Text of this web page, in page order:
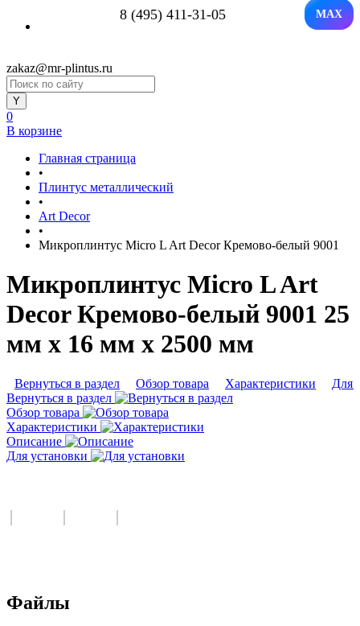
8 (495) 411-31-05 MAX
zakaz@mr-plintus.ru
0
В корзине
Главная страница
•
Плинтус металлический
•
Art Decor
•
Микроплинтус Micro L Art Decor Кремово-белый 9001
Микроплинтус Micro L Art
Decor Кремово-белый 9001 25
мм x 16 мм х 2500 мм
Вернуться в раздел Обзор товара Характеристики
Для
Вернуться в раздел
Обзор товара
Характеристики
Описание
Для установки
Файлы